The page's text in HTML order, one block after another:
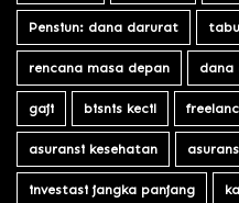
Pensiun: dana darurat
rencana masa depan dana
gaji bisnis kecil
asuransi kesehatan
investasi jangka panjang